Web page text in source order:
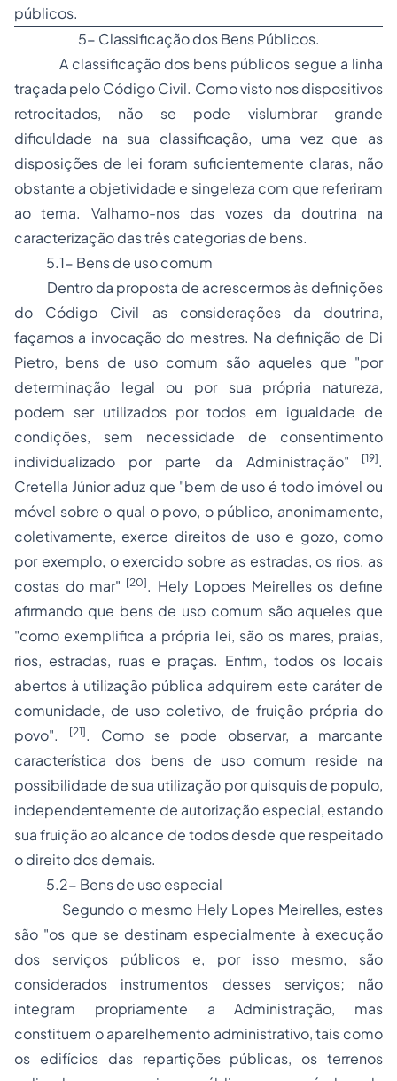
públicos.
5- Classificação dos Bens Públicos.
A classificação dos bens públicos segue a linha
traçada peloCódigo Civil. Como visto nos dispositivos
retrocitados, não se pode vislumbrar grande
dificuldade na sua classificação, uma vez que as
disposições de lei foram suficientemente claras, não
obstante a objetividade e singeleza com que referiram
ao tema. Valhamo-nos das vozes da doutrina na
caracterização das três categorias de bens.
5.1- Bens de uso comum
Dentro da proposta de acrescermos às definições
do Código Civil as considerações da doutrina,
façamos a invocação do mestres. Na definição de Di
Pietro, bens de uso comum são aqueles que "por
determinação legal ou por sua própria natureza,
podem ser utilizados por todos em igualdade de
condições, sem necessidade de consentimento
individualizado por parte da Administração" [19].
Cretella Júnioraduz que "bem de uso é todo imóvel ou
móvel sobre o qual o povo, o público, anonimamente,
coletivamente, exerce direitos de uso e gozo, como
por exemplo, o exercido sobre as estradas, os rios, as
costas do mar" [20]. Hely Lopoes Meirellesos define
afirmando que bens de uso comum são aqueles que
"como exemplifica a própria lei, são os mares, praias,
rios, estradas, ruas e praças. Enfim, todos os locais
abertos à utilização pública adquirem este caráter de
comunidade, de uso coletivo, de fruição própria do
povo".
[21]. Como se pode observar, a marcante
característica dos bens de uso comum reside na
possibilidade de sua utilização porquisquis de populo,
independentemente de autorização especial, estando
sua fruição ao alcance de todos desde que respeitado
o direito dos demais.
5.2- Bens de uso especial
Segundo o mesmo Hely Lopes Meirelles, estes
são "os que se destinam especialmente à execução
dos serviços públicos e, por isso mesmo, são
considerados instrumentos desses serviços; não
integram propriamente a Administração, mas
constituem o aparelhemento administrativo, tais como
os edifícios das repartições públicas, os terrenos